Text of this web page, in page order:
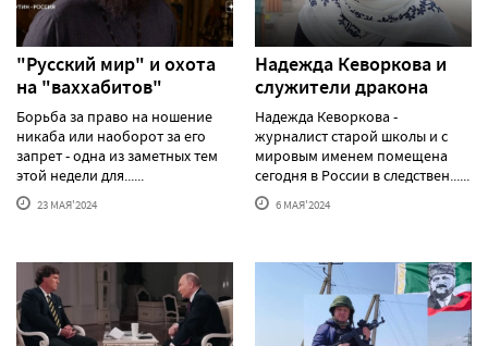
"Русский мир" и охота
на "ваххабитов"
Борьба за право на ношение
никаба или наоборот за его
запрет - одна из заметных тем
этой недели для......
23 МАЯ'2024
Надежда Кеворкова и
служители дракона
Надежда Кеворкова -
журналист старой школы и с
мировым именем помещена
сегодня в России в следствен......
6 МАЯ'2024